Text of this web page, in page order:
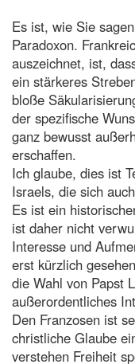
Es ist, wie Sie
Paradoxon.
auszeichnet, ist,
ein stärkeres
bloße
der spezifische
ganz bewusst
erschaffen.
Ich glaube, dies ist
Israels, die sich
Es ist ein
ist daher nicht
Interesse und
erst kürzlich
die Wahl von Papst
außerordentliches
Den Franzosen ist
christliche Glaube
verstehen Freiheit